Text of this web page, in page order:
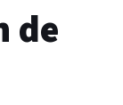
de